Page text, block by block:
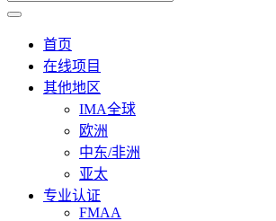
首页
在线项目
其他地区
IMA全球
欧洲
中东/非洲
亚太
专业认证
FMAA